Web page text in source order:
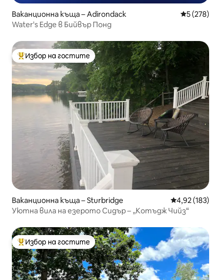
Ваканционна къща – Adirondack Средна
5 (278)
Water's Edge в Бийвър Понд
Най-популярен избор на гостите
Избор на гостите
Ваканционна къща – Sturbridge Средна
4,92 (183)
Уютна вила на езерото Сидър – „Котъдж Чийз“
Най-популярен избор на гостите
Избор на гостите